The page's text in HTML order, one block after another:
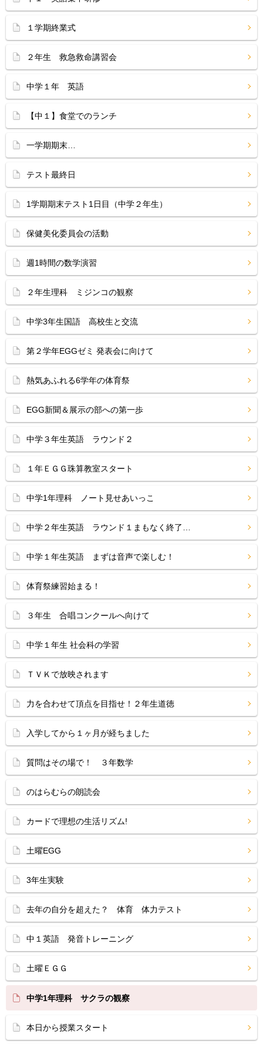
１学期終業式
２年生 救急救命講習会
中学１年 英語
【中１】食堂でのランチ
一学期期末…
テスト最終日
1学期期末テスト1日目（中学２年生）
保健美化委員会の活動
週1時間の数学演習
２年生理科 ミジンコの観察
中学3年生国語 高校生と交流
第２学年EGGゼミ 発表会に向けて
熱気あふれる6学年の体育祭
EGG新聞＆展示の部への第一歩
中学３年生英語 ラウンド２
１年ＥＧＧ珠算教室スタート
中学1年理科 ノート見せあいっこ
中学２年生英語 ラウンド１まもなく終了…
中学１年生英語 まずは音声で楽しむ！
体育祭練習始まる！
３年生 合唱コンクールへ向けて
中学１年生 社会科の学習
ＴＶＫで放映されます
力を合わせて頂点を目指せ！２年生道徳
入学してから１ヶ月が経ちました
質問はその場で！ ３年数学
のはらむらの朗読会
カードで理想の生活リズム!
土曜EGG
3年生実験
去年の自分を超えた？ 体育 体力テスト
中１英語 発音トレーニング
土曜ＥＧＧ
中学1年理科 サクラの観察
本日から授業スタート